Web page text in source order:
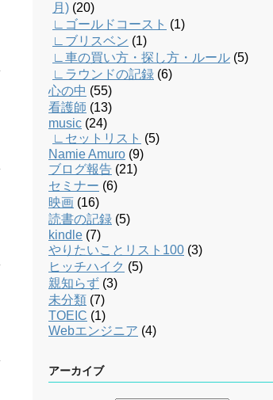
月) (20)
∟ゴールドコースト (1)
∟ブリスベン (1)
∟車の買い方・探し方・ルール (5)
∟ラウンドの記録 (6)
心の中 (55)
看護師 (13)
music (24)
∟セットリスト (5)
Namie Amuro (9)
ブログ報告 (21)
セミナー (6)
映画 (16)
読書の記録 (5)
kindle (7)
やりたいことリスト100 (3)
ヒッチハイク (5)
親知らず (3)
未分類 (7)
TOEIC (1)
Webエンジニア (4)
アーカイブ